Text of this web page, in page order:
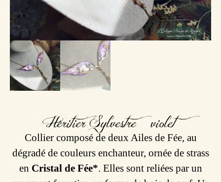
Héritier Sylvestre – violet
Collier composé de deux Ailes de Fée, au
dégradé de couleurs enchanteur, ornée de strass
en Cristal de Fée*. Elles sont reliées par un